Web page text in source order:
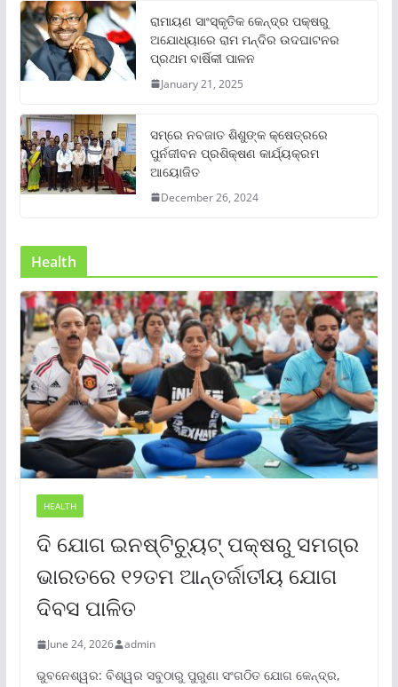
ରାମାୟଣ ସାଂସ୍କୃତିକ କେନ୍ଦ୍ର ପକ୍ଷରୁ
ଅଯୋଧ୍ୟାରେ ରାମ ମନ୍ଦିର ଉଦଘାଟନର
ପ୍ରଥମ ବାର୍ଷିକୀ ପାଳନ
January 21, 2025
ସମ୍‌ରେ ନବଜାତ ଶିଶୁଙ୍କ କ୍ଷେତ୍ରରେ
ପୁର୍ନଜୀବନ ପ୍ରଶିକ୍ଷଣ କାର୍ଯ୍ୟକ୍ରମ
ଆୟୋଜିତ
December 26, 2024
Health
HEALTH
ଦି ଯୋଗ ଇନଷ୍ଟିଚ୍ୟୁଟ୍ ପକ୍ଷରୁ ସମଗ୍ର
ଭାରତରେ ୧୨ତମ ଆନ୍ତର୍ଜାତୀୟ ଯୋଗ
ଦିବସ ପାଳିତ
June 24, 2026 admin
ଭୁବନେଶ୍ୱର: ବିଶ୍ୱର ସବୁଠାରୁ ପୁରୁଣା ସଂଗଠିତ ଯୋଗ କେନ୍ଦ୍ର,